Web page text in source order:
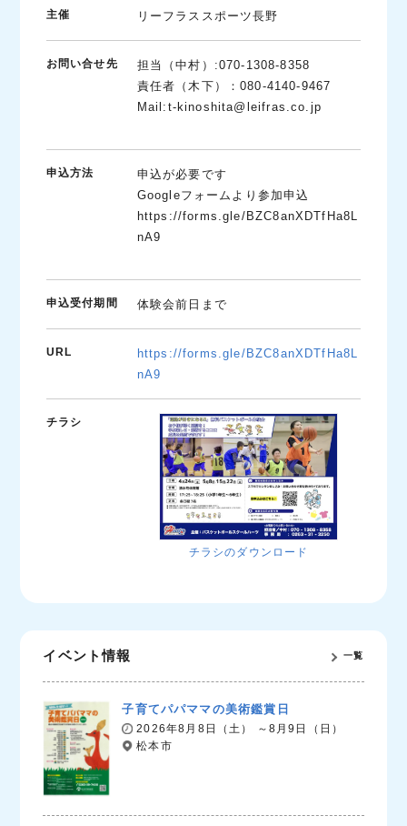
主催 リーフラススポーツ長野
お問い合せ先
担当（中村）:070-1308-8358
責任者（木下）：080-4140-9467
Mail:t-kinoshita@leifras.co.jp
申込方法
申込が必要です
Googleフォームより参加申込
https://forms.gle/BZC8anXDTfHa8L
nA9
申込受付期間 体験会前日まで
URL
https://forms.gle/BZC8anXDTfHa8L
nA9
チラシ
チラシのダウンロード
イベント情報 一覧
子育てパパママの美術鑑賞日
2026年8月8日（土） ～8月9日（日）
松本市